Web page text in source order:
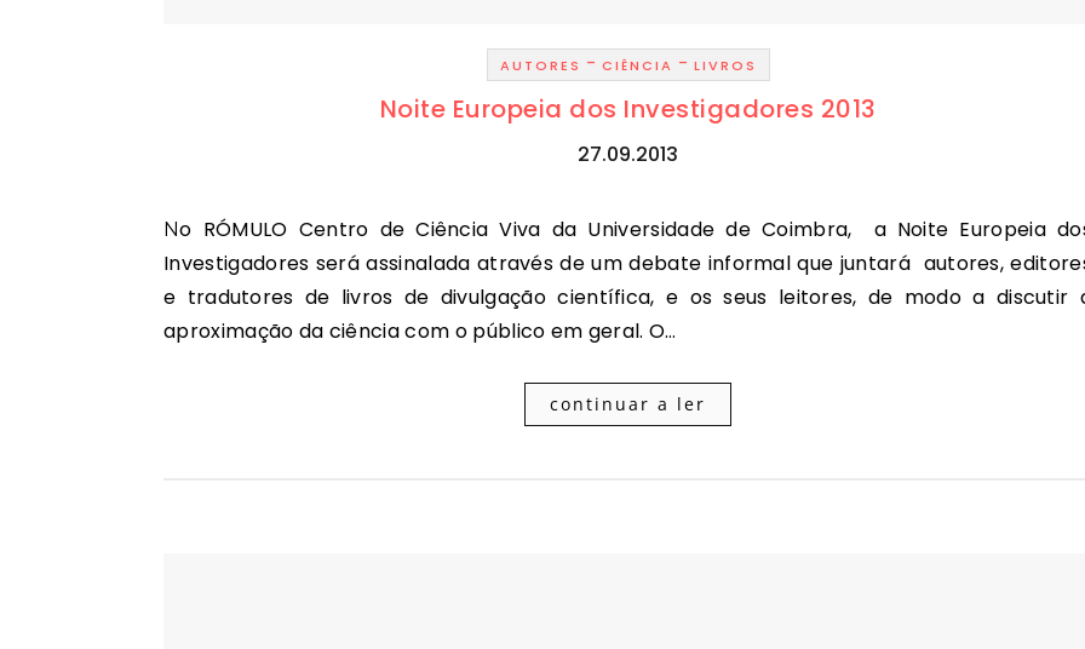
AUTORES - CIÊNCIA - LIVROS
Noite Europeia dos Investigadores 2013
27.09.2013
No RÓMULO Centro de Ciência Viva da Universidade de Coimbra, a Noite Europeia dos
Investigadores será assinalada através de um debate informal que juntará autores,
e tradutores de livros de divulgação científica, e os seus leitores, de modo a discutir
aproximação da ciência com o público em geral. O…
continuar a ler